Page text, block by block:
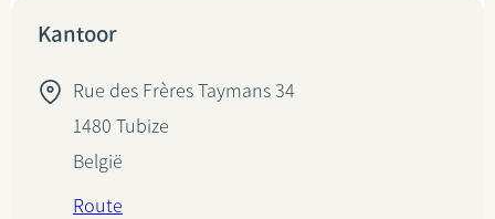
Kantoor
Rue des Frères Taymans 34
1480 Tubize
België
Route